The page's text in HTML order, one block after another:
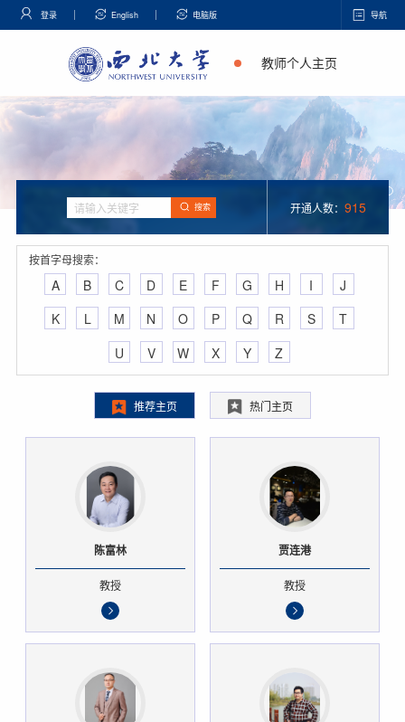
登录 English 电脑版 导航
教师个人主页
搜索 开通人数： 915
按首字母搜索：
A B C D E F G H I
J
K
L M N O P Q R S
T
U
V W X Y Z
推荐主页 热门主页
陈富林
教授
贾连港
教授